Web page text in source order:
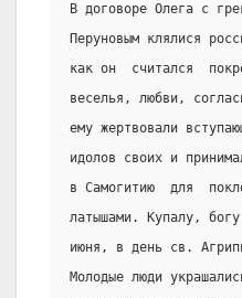
В договоре Олега с
Перуновым клялися
как он  считался
веселья, любви,
ему жертвовали
идолов своих и
в Самогитию  для
латышами. Купалу,
июня, в день св.
Молодые люди